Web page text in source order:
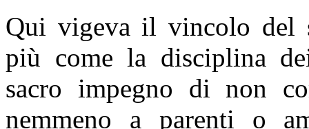
Qui vigeva il vincolo del
più come la disciplina
sacro impegno di non
nemmeno a parenti o